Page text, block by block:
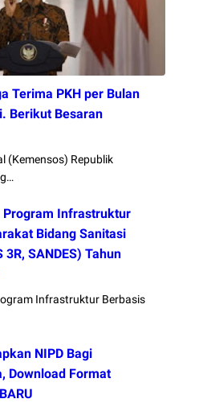
Terima PKH per Bulan
Berikut Besaran
(Kemensos) Republik
Program Infrastruktur
Bidang Sanitasi
3R, SANDES) Tahun
Infrastruktur Berbasis
NIPD Bagi
Download Format